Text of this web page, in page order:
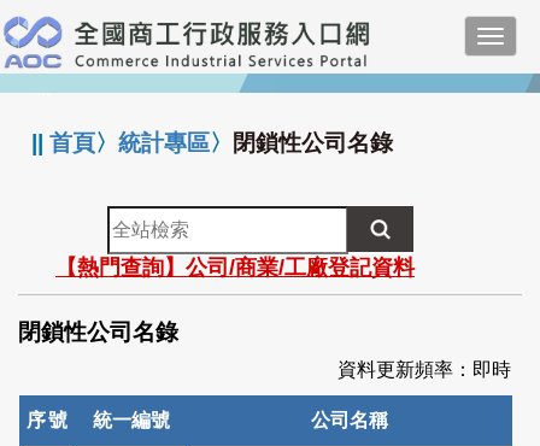
跳
到
主
要
:::
||首頁〉統計專區〉 閉鎖性公司名錄
全
站
檢
索
【熱門查詢】公司/商業/工廠登記資料
閉鎖性公司名錄
資料更新頻率：即時
序號 統一編號 公司名稱